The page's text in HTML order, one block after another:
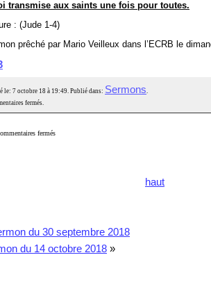
transmise aux saints une fois pour toutes.
: (Jude 1-4)
prêché par Mario Veilleux dans l’ECRB le
le: 7 octobre 18 à 19:49. Publié dans: Sermons.
fermés.
fermés
haut
du 30 septembre 2018
du 14 octobre 2018 »